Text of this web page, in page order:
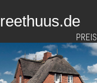
reethuus.de